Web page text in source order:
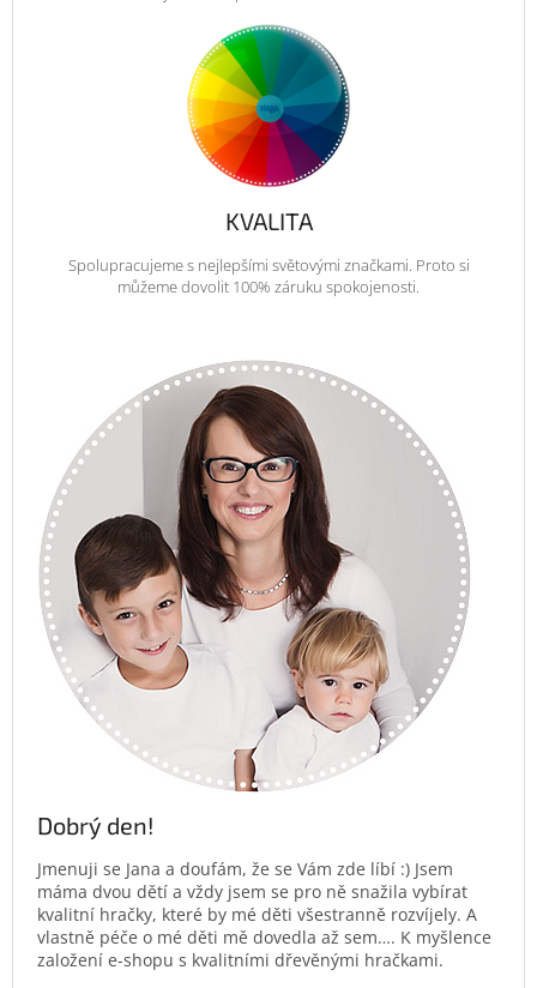
KVALITA
Spolupracujeme s nejlepšími světovými značkami. Proto si
můžeme dovolit 100% záruku spokojenosti.
Dobrý den!
Jmenuji se Jana a doufám, že se Vám zde líbí :) Jsem
máma dvou dětí a vždy jsem se pro ně snažila vybírat
kvalitní hračky, které by mé děti všestranně rozvíjely. A
vlastně péče o mé děti mě dovedla až sem…. K myšlence
založení e-shopu s kvalitními dřevěnými hračkami.